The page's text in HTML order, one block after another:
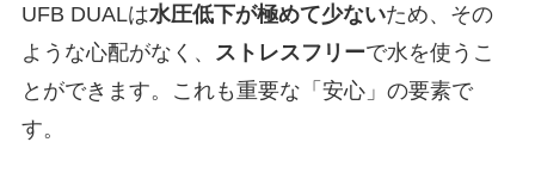
UFB DUALは水圧低下が極めて少ないため、その
ような心配がなく、
ストレスフリーで水を使うこ
とができます。これも重要な「安心」の要素で
す。